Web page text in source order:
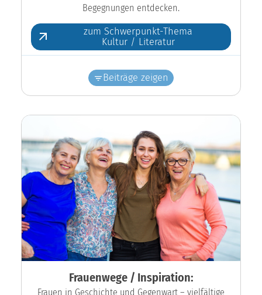
Begegnungen entdecken.
zum Schwerpunkt-Thema
Kultur / Literatur
Beiträge zeigen
Frauenwege / Inspiration:
Frauen in Geschichte und Gegenwart – vielfältige